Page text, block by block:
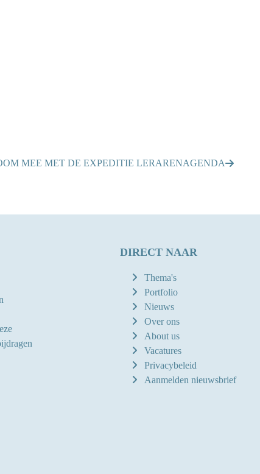
MEE MET DE EXPEDITIE LERARENAGENDA
DIRECT NAAR
Thema's
Portfolio
Nieuws
Over ons
About us
Vacatures
Privacybeleid
Aanmelden nieuwsbrief